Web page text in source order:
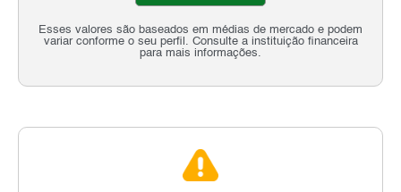
Esses valores são baseados em médias de mercado e podem
variar conforme o seu perfil. Consulte a instituição financeira
para mais informações.